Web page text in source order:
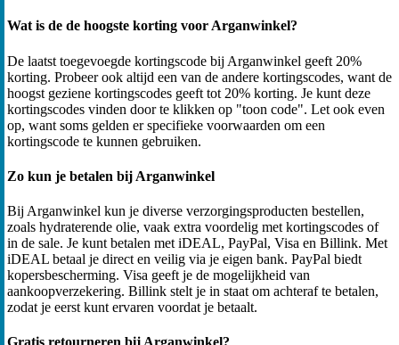
Wat is de de hoogste korting voor Arganwinkel?
De laatst toegevoegde kortingscode bij Arganwinkel geeft 20%
korting. Probeer ook altijd een van de andere kortingscodes, want de
hoogst geziene kortingscodes geeft tot 20% korting. Je kunt deze
kortingscodes vinden door te klikken op "toon code". Let ook even
op, want soms gelden er specifieke voorwaarden om een
kortingscode te kunnen gebruiken.
Zo kun je betalen bij Arganwinkel
Bij Arganwinkel kun je diverse verzorgingsproducten bestellen,
zoals hydraterende olie, vaak extra voordelig met kortingscodes of
in de sale. Je kunt betalen met iDEAL, PayPal, Visa en Billink. Met
iDEAL betaal je direct en veilig via je eigen bank. PayPal biedt
kopersbescherming. Visa geeft je de mogelijkheid van
aankoopverzekering. Billink stelt je in staat om achteraf te betalen,
zodat je eerst kunt ervaren voordat je betaalt.